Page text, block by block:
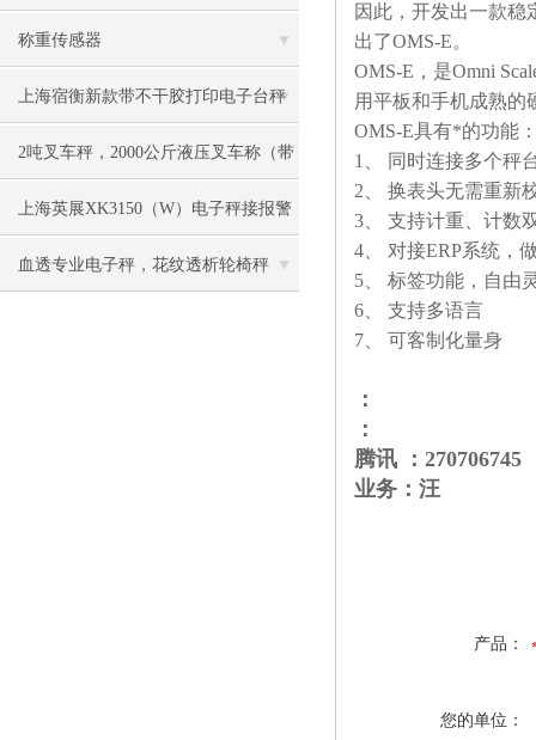
度？
称重传感器
上海宿衡新款带不干胶打印电子台秤
特色
2吨叉车秤，2000公斤液压叉车称（带
打印功能）
上海英展XK3150（W）电子秤接报警
灯资料
血透专业电子秤，花纹透析轮椅秤
因此，开发出一款稳
出了OMS-E。
OMS-E，是Omni
用平板和手机成熟
OMS-E具有*的功能
1、 同时连接多个秤
2、 换表头无需重新
3、 支持计重、计数
4、 对接ERP系统，
5、 标签功能，自由
6、 支持多语言
7、 可客制化量身
：
：
腾讯 ：270706745
业务：汪
产品：
您的单位：